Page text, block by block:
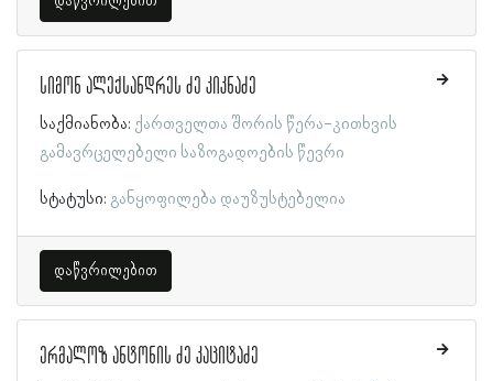
სიმონ ალექსანდრეს ძე კიკნაძე
საქმიანობა: ქართველთა შორის წერა-კითხვის
გამავრცელებელი საზოგადოების წევრი
სტატუსი: განყოფილება დაუზუსტებელია
დაწვრილებით
ერმალოზ ანტონის ძე კაციტაძე